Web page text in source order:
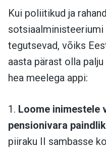
Kui poliitikud ja
tegutsevad, võiks
aasta pärast olla
hea meelega appi:
1. Loome inimestele
pensionivara
piiraku II sambasse